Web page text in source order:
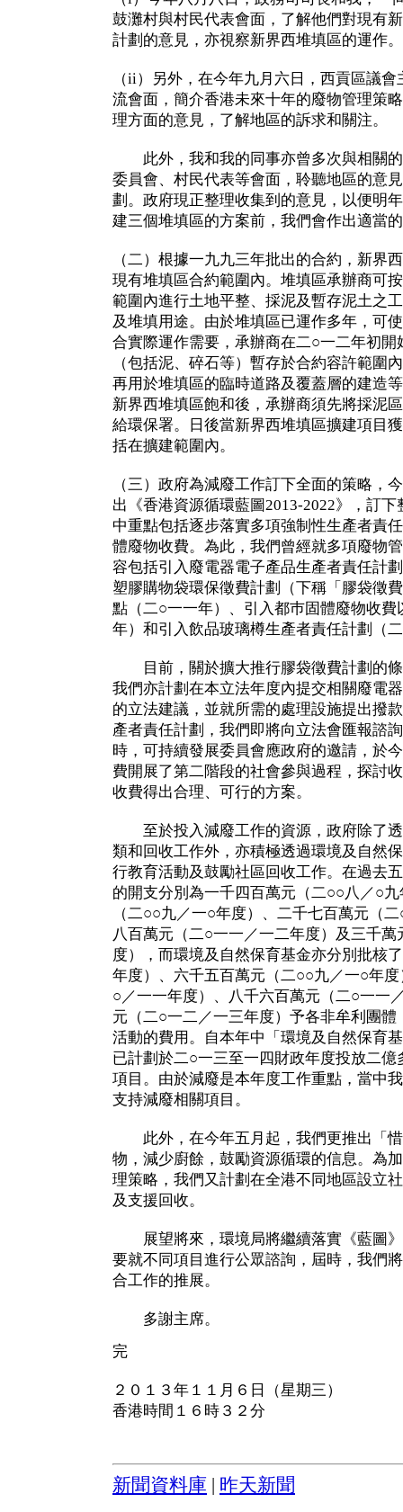
鼓灘村與村民代表會面，了解他們對現有
計劃的意見，亦視察新界西堆填區的運作。
（ii）另外，在今年九月六日，西貢區議
流會面，簡介香港未來十年的廢物管理策
理方面的意見，了解地區的訴求和關注。
此外，我和我的同事亦曾多次與相關的
委員會、村民代表等會面，聆聽地區的意
劃。政府現正整理收集到的意見，以便明
建三個堆填區的方案前，我們會作出適當
（二）根據一九九三年批出的合約，新界
現有堆填區合約範圍內。堆填區承辦商可
範圍內進行土地平整、採泥及暫存泥土之
及堆填用途。由於堆填區已運作多年，可
合實際運作需要，承辦商在二○一二年初
（包括泥、碎石等）暫存於合約容許範圍
再用於堆填區的臨時道路及覆蓋層的建造
新界西堆填區飽和後，承辦商須先將採泥
給環保署。日後當新界西堆填區擴建項目
括在擴建範圍內。
（三）政府為減廢工作訂下全面的策略，
出《香港資源循環藍圖2013-2022》，訂
中重點包括逐步落實多項強制性生產者責
體廢物收費。為此，我們曾經就多項廢物
容包括引入廢電器電子產品生產者責任計
塑膠購物袋環保徵費計劃（下稱「膠袋徵
點（二○一一年）、引入都巿固體廢物收
年）和引入飲品玻璃樽生產者責任計劃（
目前，關於擴大推行膠袋徵費計劃的條
我們亦計劃在本立法年度內提交相關廢電
的立法建議，並就所需的處理設施提出撥
產者責任計劃，我們即將向立法會匯報諮
時，可持續發展委員會應政府的邀請，於
費開展了第二階段的社會參與過程，探討
收費得出合理、可行的方案。
至於投入減廢工作的資源，政府除了透
類和回收工作外，亦積極透過環境及自然
行教育活動及鼓勵社區回收工作。在過去
的開支分別為一千四百萬元（二○○八／○
（二○○九／一○年度）、二千七百萬元（
八百萬元（二○一一／一二年度）及三千
度），而環境及自然保育基金亦分別批核
年度）、六千五百萬元（二○○九／一○年
○／一一年度）、八千六百萬元（二○一一
元（二○一二／一三年度）予各非牟利團
活動的費用。自本年中「環境及自然保育
已計劃於二○一三至一四財政年度投放二
項目。由於減廢是本年度工作重點，當中
支持減廢相關項目。
此外，在今年五月起，我們更推出「惜
物，減少廚餘，鼓勵資源循環的信息。為
理策略，我們又計劃在全港不同地區設立
及支援回收。
展望將來，環境局將繼續落實《藍圖》
要就不同項目進行公眾諮詢，屆時，我們
合工作的推展。
多謝主席。
完
２０１３年１１月６日（星期三）
香港時間１６時３２分
新聞資料庫 昨天新聞